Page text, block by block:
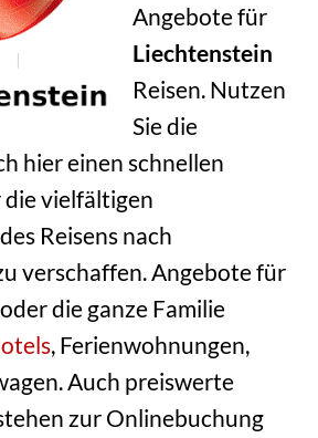
Angebote für
Liechtenstein
Reisen. Nutzen
Sie die
hier einen schnellen
vielfältigen
Reisens nach
verschaffen. Angebote für
die ganze Familie
, Ferienwohnungen,
Auch preiswerte
zur Onlinebuchung